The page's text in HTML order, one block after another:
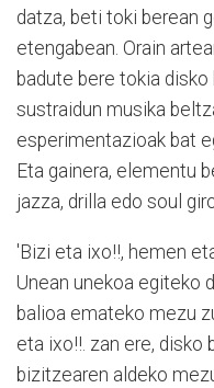
datza, beti toki berean
etengabean. Orain
badute bere tokia disko
sustraidun musika
esperimentazioak bat
Eta gainera, elementu
jazza, drilla edo soul
'Bizi eta ixo!!, hemen
Unean unekoa egiteko
balioa emateko mezu
eta ixo!!. zan ere, disko
bizitzearen aldeko